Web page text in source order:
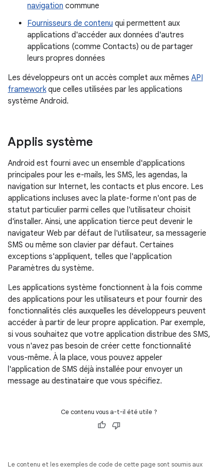
navigation commune
Fournisseurs de contenu qui permettent aux
applications d'accéder aux données d'autres
applications (comme Contacts) ou de partager
leurs propres données
Les développeurs ont un accès complet aux mêmes API
frameworkque celles utilisées par les applications
système Android.
Applis système
Android est fourni avec un ensemble d'applications
principales pour les e-mails, les SMS, les agendas, la
navigation sur Internet, les contacts et plus encore. Les
applications incluses avec la plate-forme n'ont pas de
statut particulier parmi celles que l'utilisateur choisit
d'installer. Ainsi, une application tierce peut devenir le
navigateur Web par défaut de l'utilisateur, sa messagerie
SMS ou même son clavier par défaut. Certaines
exceptions s'appliquent, telles que l'application
Paramètres du système.
Les applications système fonctionnent à la fois comme
des applications pour les utilisateurs et pour fournir des
fonctionnalités clés auxquelles les développeurs peuvent
accéder à partir de leur propre application. Par exemple,
si vous souhaitez que votre application distribue des SMS,
vous n'avez pas besoin de créer cette fonctionnalité
vous-même. À la place, vous pouvez appeler
l'application de SMS déjà installée pour envoyer un
message au destinataire que vous spécifiez.
Ce contenu vous a-t-il été utile ?
Le contenu et les exemples de code de cette page sont soumis aux